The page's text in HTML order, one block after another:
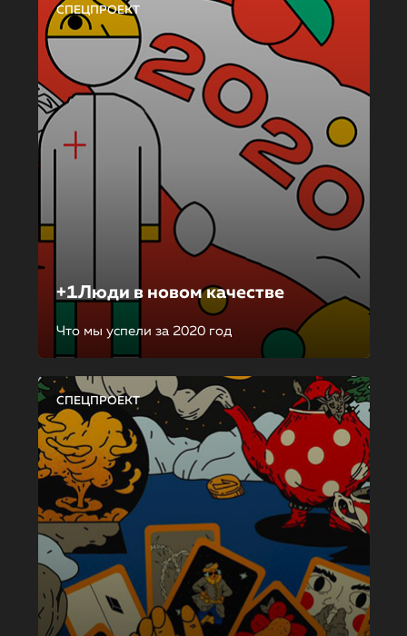
СПЕЦПРОЕКТ
+1Люди в новом качестве
Что мы успели за 2020 год
СПЕЦПРОЕКТ